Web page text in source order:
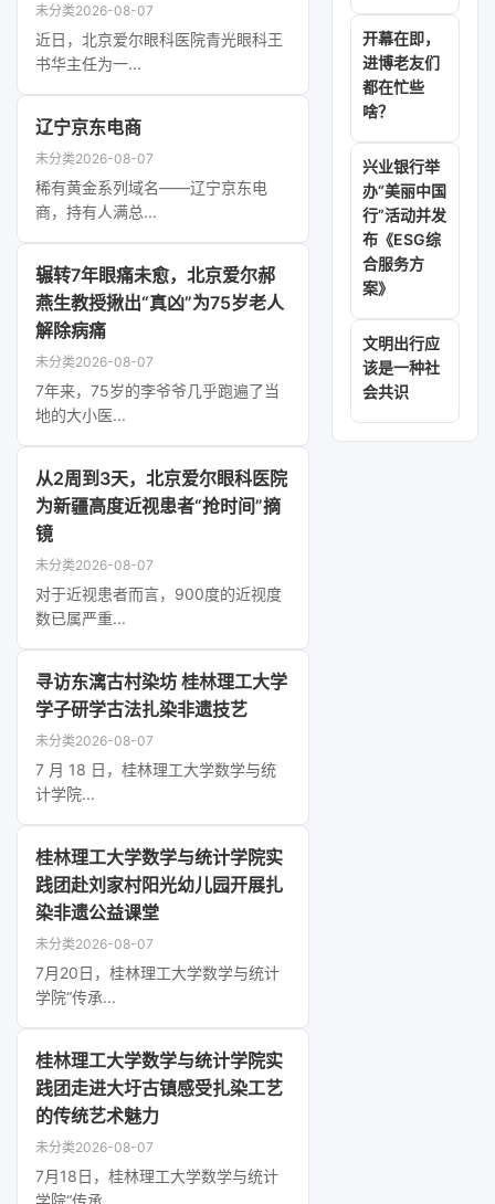
未分类2026-08-07
近日，北京爱尔眼科医院青光眼科王
书华主任为一...
辽宁京东电商
未分类2026-08-07
稀有黄金系列域名——辽宁京东电
商，持有人满总...
辗转7年眼痛未愈，北京爱尔郝
燕生教授揪出“真凶”为75岁老人
解除病痛
未分类2026-08-07
7年来，75岁的李爷爷几乎跑遍了当
地的大小医...
从2周到3天，北京爱尔眼科医院
为新疆高度近视患者“抢时间”摘
镜
未分类2026-08-07
对于近视患者而言，900度的近视度
数已属严重...
寻访东漓古村染坊 桂林理工大学
学子研学古法扎染非遗技艺
未分类2026-08-07
7 月 18 日，桂林理工大学数学与统
计学院...
桂林理工大学数学与统计学院实
践团赴刘家村阳光幼儿园开展扎
染非遗公益课堂
未分类2026-08-07
7月20日，桂林理工大学数学与统计
学院“传承...
桂林理工大学数学与统计学院实
践团走进大圩古镇感受扎染工艺
的传统艺术魅力
未分类2026-08-07
7月18日，桂林理工大学数学与统计
学院“传承...
开幕在即，
进博老友们
都在忙些
啥？
兴业银行举
办“美丽中国
行”活动并发
布《ESG综
合服务方
案》
文明出行应
该是一种社
会共识